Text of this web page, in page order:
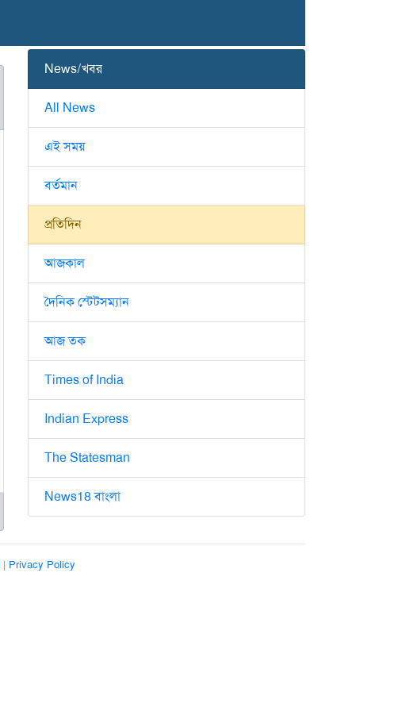
News/খবর
All News
এই সময়
বর্তমান
প্রতিদিন
আজকাল
দৈনিক স্টেটসম্যান
আজ তক
Times of India
Indian Express
The Statesman
News18 বাংলা
| Privacy Policy